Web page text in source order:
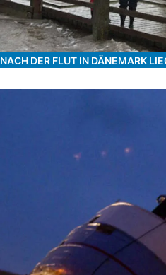
NACH DER FLUT IN DÄNEMARK